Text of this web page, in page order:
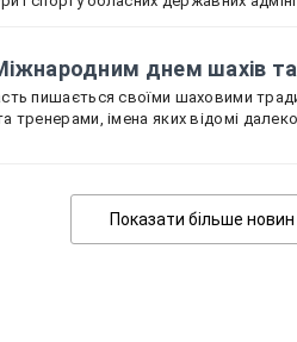
днем шахів та
пишається своїми шаховими
тренерами, імена яких відомі
Показати більше новин